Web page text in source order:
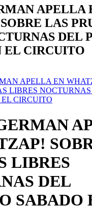
APELLA
LAS
DEL
EL CIRCUITO
APELLA EN
LIBRES
CIRCUITO
LIBRES
DEL
SABADO